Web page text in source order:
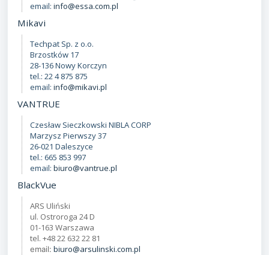
email: info@essa.com.pl
Mikavi
Techpat Sp. z o.o.
Brzostków 17
28-136 Nowy Korczyn
tel.: 22 4 875 875
email: info@mikavi.pl
VANTRUE
Czesław Sieczkowski NIBLA CORP
Marzysz Pierwszy 37
26-021 Daleszyce
tel.: 665 853 997
email: biuro@vantrue.pl
BlackVue
ARS Uliński
ul. Ostroroga 24 D
01-163 Warszawa
tel. +48 22 632 22 81
email: biuro@arsulinski.com.pl